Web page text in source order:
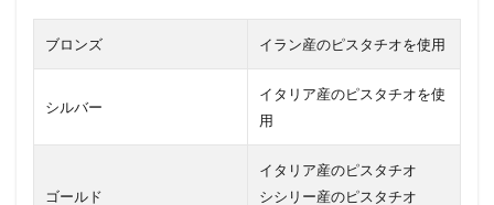
ブロンズ イラン産のピスタチオを使用
シルバー
イタリア産のピスタチオを使
用
ゴールド
イタリア産のピスタチオ
シシリー産のピスタチオ